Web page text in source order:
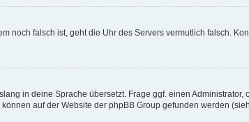
falsch ist, geht die Uhr des Servers vermutlich falsch.
in deine Sprache übersetzt. Frage ggf. einen
auf der Website der phpBB Group gefunden werden